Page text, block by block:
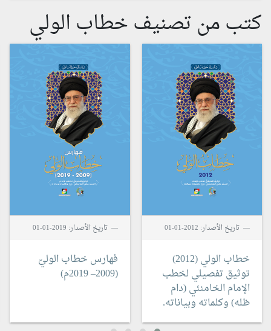
كتب من تصنيف خطاب الولي
تاريخ الأصدار: 2012-01-01
خطاب الولي (2012)
توثيق تفصيلي لخطب
الإمام الخامنئي (دام
ظله) وكلماته وبياناته.
تاريخ الأصدار: 2019-01-01
فهارس خطاب الوليّ
(2009– 2019م)